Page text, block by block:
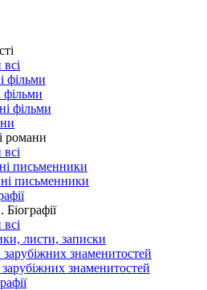
фільми
фільми
фільми
романи
письменники
письменники
листи, записки
знаменитостей
зарубіжних знаменитостей